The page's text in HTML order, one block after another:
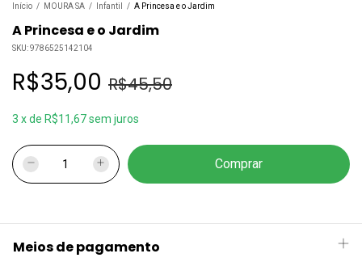
Início / MOURA SA / Infantil / A Princesa e o Jardim
A Princesa e o Jardim
SKU:9786525142104
R$35,00 R$45,50
3 xde R$11,67sem juros
Meios de pagamento